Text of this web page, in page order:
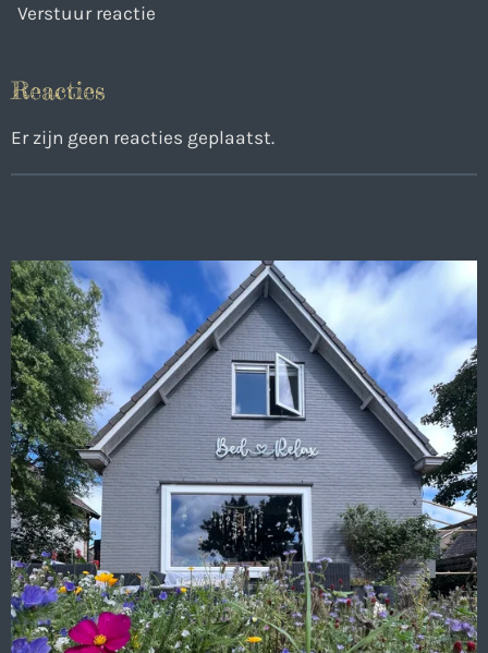
Verstuur reactie
Reacties
Er zijn geen reacties geplaatst.